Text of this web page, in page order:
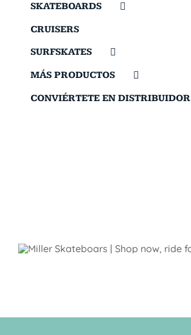
SKATEBOARDS
CRUISERS
SURFSKATES
MÁS PRODUCTOS
CONVIÉRTETE EN DISTRIBUIDOR